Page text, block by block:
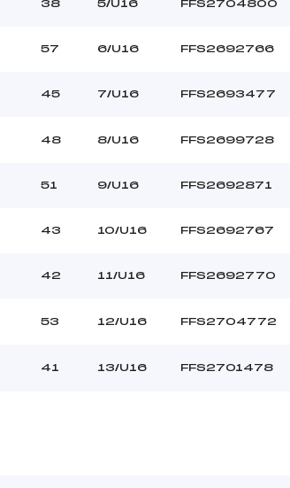
–
38 5/U16 FFS2704800
57 6/U16 FFS2692766
45 7/U16 FFS2693477
48 8/U16 FFS2699728
51 9/U16 FFS2692871
43 10/U16 FFS2692767
42 11/U16 FFS2692770
53 12/U16 FFS2704772
41 13/U16 FFS2701478